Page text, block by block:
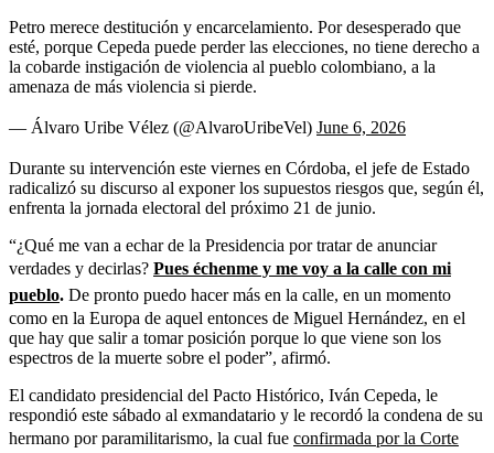
Petro merece destitución y encarcelamiento. Por desesperado que
esté, porque Cepeda puede perder las elecciones, no tiene derecho a
la cobarde instigación de violencia al pueblo colombiano, a la
amenaza de más violencia si pierde.
— Álvaro Uribe Vélez (@AlvaroUribeVel) June 6, 2026
Durante su intervención este viernes en Córdoba, el jefe de Estado
radicalizó su discurso al exponer los supuestos riesgos que, según él,
enfrenta la jornada electoral del próximo 21 de junio.
“¿Qué me van a echar de la Presidencia por tratar de anunciar
verdades y decirlas? Pues échenme y me voy a la calle con mi
pueblo. De pronto puedo hacer más en la calle, en un momento
como en la Europa de aquel entonces de Miguel Hernández, en el
que hay que salir a tomar posición porque lo que viene son los
espectros de la muerte sobre el poder”, afirmó.
El candidato presidencial del Pacto Histórico, Iván Cepeda, le
respondió este sábado al exmandatario y le recordó la condena de su
hermano por paramilitarismo, la cual fue confirmada por la Corte